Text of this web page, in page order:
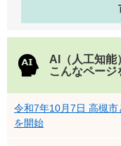
AI（人工知能
こんなページ
令和7年10月7日 高槻
を開始